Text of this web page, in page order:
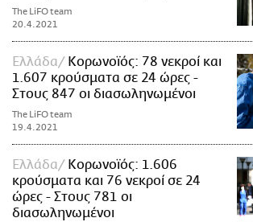
The LiFO team
20.4.2021
Ελλάδα
Κορωνοϊός: 78 νεκροί και
1.607 κρούσματα σε 24 ώρες -
Στους 847 οι διασωληνωμένοι
The LiFO team
19.4.2021
Ελλάδα
Κορωνοϊός: 1.606
κρούσματα και 76 νεκροί σε 24
ώρες - Στους 781 οι
διασωληνωμένοι